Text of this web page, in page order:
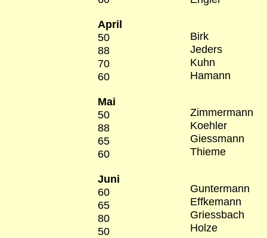
April
50
88
70
60
Mai
50
88
65
60
Juni
60
65
80
50
Birk
Jeders
Kuhn
Hamann
Zimmermann
Koehler
Giessmann
Thieme
Guntermann
Effkemann
Griessbach
Holze